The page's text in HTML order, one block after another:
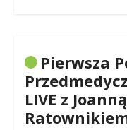
Pierwsza
LIVE z